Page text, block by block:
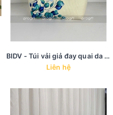
BIDV - Túi vải giả đay quai da in PET hoa
Liên hệ